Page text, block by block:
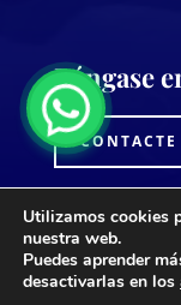
Póngase
CONTACTE
Utilizamos cookies
nuestra web.
Puedes aprender
desactivarlas en los